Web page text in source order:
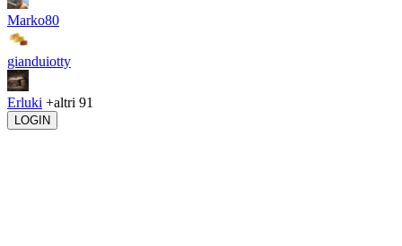
Marko80
gianduiotty
Erluki +altri 91
LOGIN